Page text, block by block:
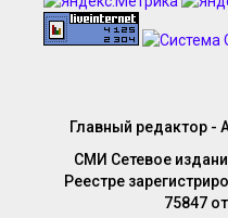
Главный редактор -
СМИ Сетевое
Реестре
75847